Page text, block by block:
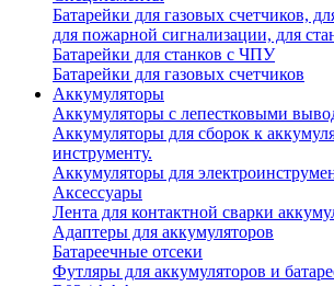
Батарейки для газовых счетчиков,
для пожарной сигнализации, для
Батарейки для станков с ЧПУ
Батарейки для газовых счетчиков
Аккумуляторы
Аккумуляторы с лепестковыми
Аккумуляторы для сборок к
инструменту.
Аккумуляторы для
Аксессуары
Лента для контактной сварки
Адаптеры для аккумуляторов
Батареечные отсеки
Футляры для аккумуляторов и